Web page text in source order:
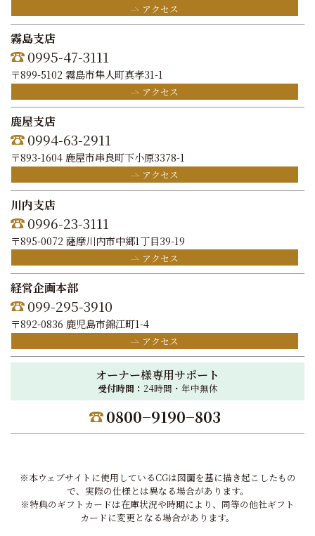
アクセス
霧島支店
0995-47-3111
〒899-5102 霧島市隼人町真孝31-1
アクセス
鹿屋支店
0994-63-2911
〒893-1604 鹿屋市串良町下小原3378-1
アクセス
川内支店
0996-23-3111
〒895-0072 薩摩川内市中郷1丁目39-19
アクセス
経営企画本部
099-295-3910
〒892-0836 鹿児島市錦江町1-4
アクセス
オーナー様専用サポート
受付時間： 24時間・年中無休
0800−9190−803
※本ウェブサイトに使用しているCGは図面を基に描き起こしたもの
で、実際の仕様とは異なる場合があります。
※特典のギフトカードは在庫状況や時期により、同等の他社ギフト
カードに変更となる場合があります。